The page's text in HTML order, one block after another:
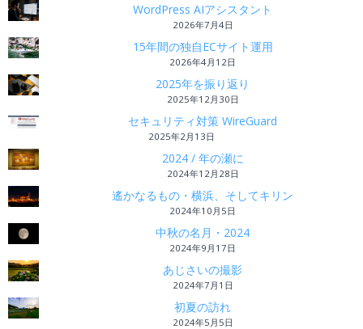
WordPress AIアシスタント
2026年7月4日
15年間の独自ECサイト運用
2026年4月12日
2025年を振り返り
2025年12月30日
セキュリティ対策 WireGuard
2025年2月13日
2024 / 年の瀬に
2024年12月28日
遙かなるもの・横浜、そしてキリン
2024年10月5日
中秋の名月・2024
2024年9月17日
あじさいの撮影
2024年7月1日
初夏の訪れ
2024年5月5日